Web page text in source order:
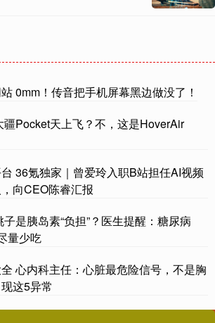
0mm！传音把手机屏幕黑边做没了！
疆Pocket天上飞？不，这是HoverAir
36氪独家｜曾爱玲入职B站担任AI视频
向CEO陈睿汇报
是胰岛素“负担”？医生提醒：糖尿病
量少吃
心内科主任：心脏最危险信号，不是胸
这5异常